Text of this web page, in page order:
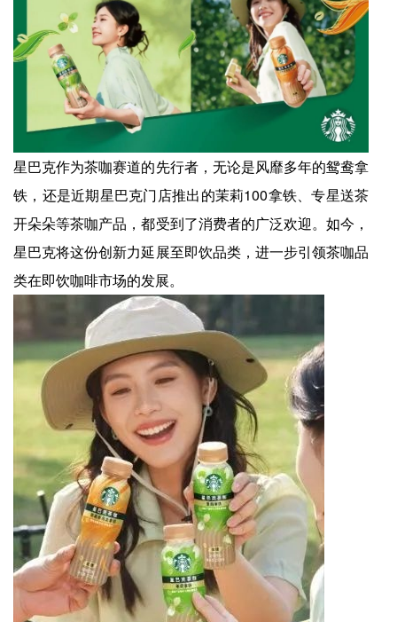
星巴克作为茶咖赛道的先行者，无论是风靡多年的鸳鸯拿
铁，还是近期星巴克门店推出的茉莉100拿铁、专星送茶
开朵朵等茶咖产品，都受到了消费者的广泛欢迎。如今，
星巴克将这份创新力延展至即饮品类，进一步引领茶咖品
类在即饮咖啡市场的发展。